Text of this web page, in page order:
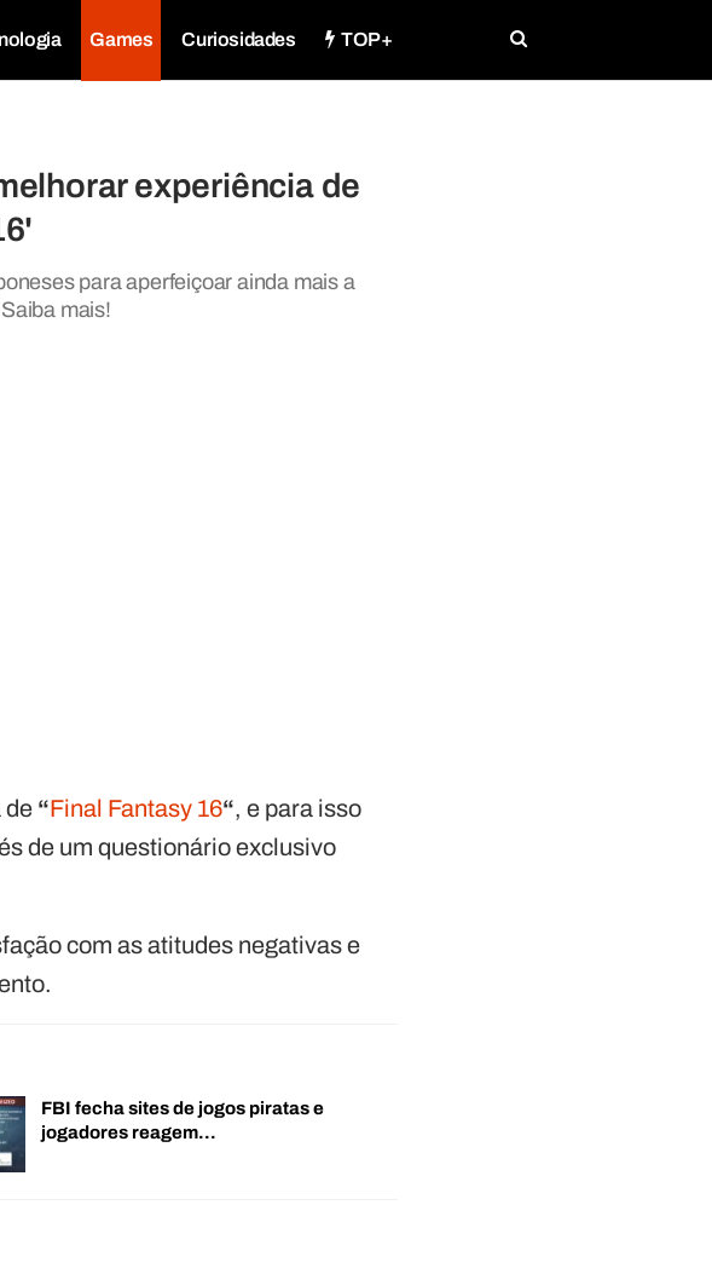
Games Curiosidades TOP+
experiência de
para aperfeiçoar ainda mais a
mais!
de “Final Fantasy 16“, e para isso
de um questionário exclusivo
com as atitudes negativas e
FBI fecha sites de jogos piratas e
jogadores reagem…